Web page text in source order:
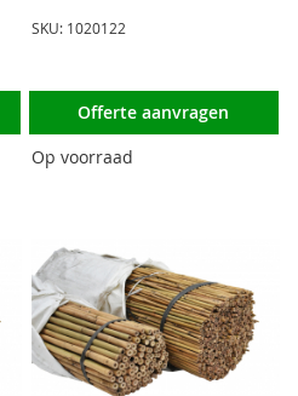
SKU: 1020122
Offerte aanvragen
Op voorraad